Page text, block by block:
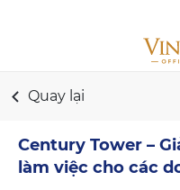
Quay lại
Century Tower –
làm việc cho các